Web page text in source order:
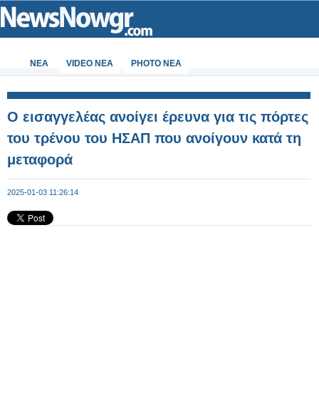
ΝΕΑ VIDEO NEA PHOTO NEA
Ο εισαγγελέας ανοίγει έρευνα για τις πόρτες
του τρένου του ΗΣΑΠ που ανοίγουν κατά τη
μεταφορά
2025-01-03 11:26:14